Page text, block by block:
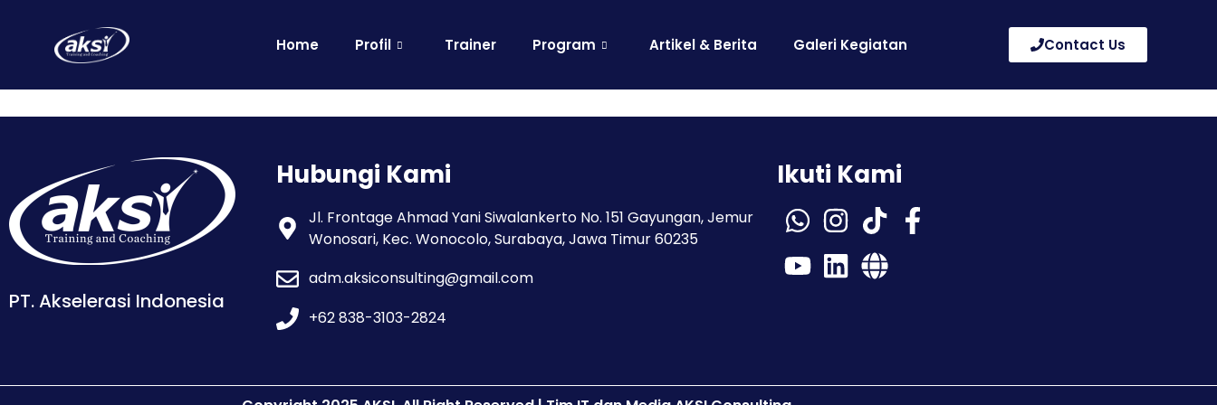
Home Profil Trainer Program Artikel & Berita Galeri Kegiatan Contact Us
PT. Akselerasi Indonesia
Hubungi Kami
Jl. Frontage Ahmad Yani Siwalankerto No. 151 Gayungan, Jemur
Wonosari, Kec. Wonocolo, Surabaya, Jawa Timur 60235
adm.aksiconsulting@gmail.com
+62 838-3103-2824
Ikuti Kami